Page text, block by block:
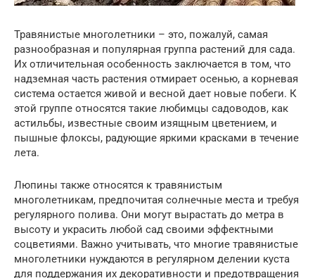
Травянистые многолетники – это, пожалуй, самая
разнообразная и популярная группа растений для сада.
Их отличительная особенность заключается в том, что
надземная часть растения отмирает осенью, а корневая
система остается живой и весной дает новые побеги. К
этой группе относятся такие любимцы садоводов, как
астильбы, известные своим изящным цветением, и
пышные флоксы, радующие яркими красками в течение
лета.
Люпины также относятся к травянистым
многолетникам, предпочитая солнечные места и требуя
регулярного полива. Они могут вырастать до метра в
высоту и украсить любой сад своими эффектными
соцветиями. Важно учитывать, что многие травянистые
многолетники нуждаются в регулярном делении куста
для поддержания их декоративности и предотвращения